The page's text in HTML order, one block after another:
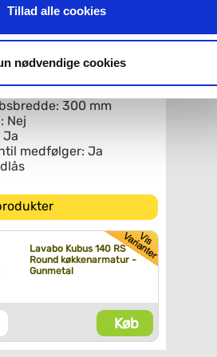
med de pågældende cookies. Du har
tid er det ligeledes muligt, at
ønske det.
vi behandler dine
at klikke
Tillad alle cookies
nødvendige cookies
Rustfrit stål
Gunmetal PVD
300 mm
Nej
Ja
medfølger: Ja
Lavabo Kubus 140 RS
Round køkkenarmatur -
Gunmetal
Køb